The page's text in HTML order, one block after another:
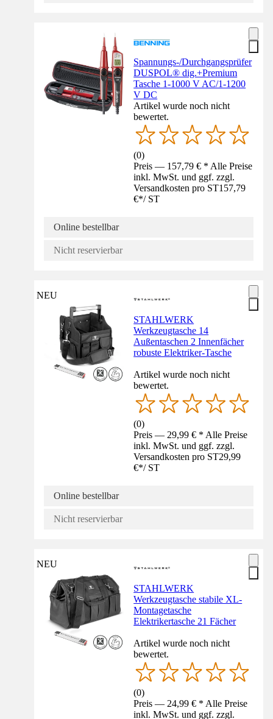
Spannungs-/Durchgangsprüfer
DUSPOL® dig.+Premium
Tasche 1-1000 V AC/1-1200
V DC
Artikel wurde noch nicht
bewertet.
(0)
Preis — 157,79 € * Alle Preise
inkl. MwSt. und ggf. zzgl.
Versandkosten pro ST157,79
€*/ ST
Online bestellbar
Nicht reservierbar
NEU
STAHLWERK
Werkzeugtasche 14
Außentaschen 2 Innenfächer
robuste Elektriker-Tasche
Artikel wurde noch nicht
bewertet.
(0)
Preis — 29,99 € * Alle Preise
inkl. MwSt. und ggf. zzgl.
Versandkosten pro ST29,99
€*/ ST
Online bestellbar
Nicht reservierbar
NEU
STAHLWERK
Werkzeugtasche stabile XL-
Montagetasche
Elektrikertasche 21 Fächer
Artikel wurde noch nicht
bewertet.
(0)
Preis — 24,99 € * Alle Preise
inkl. MwSt. und ggf. zzgl.